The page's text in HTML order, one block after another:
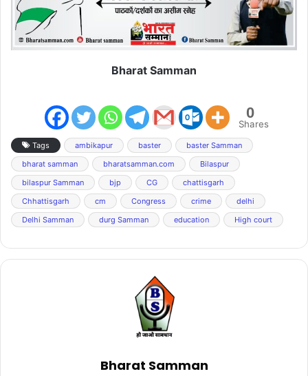
Bharat Samman
0
Shares
Tags ambikapur baster
baster Samman
bharat samman
bharatsamman.com
Bilaspur
bilaspur Samman
bjp CG
chattisgarh
Chhattisgarh
cm Congress crime
delhi
Delhi Samman
durg Samman education High court
Bharat Samman